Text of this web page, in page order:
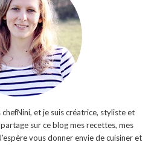
chefNini, et je suis créatrice, styliste et
sur ce blog mes recettes, mes
vous donner envie de cuisiner et